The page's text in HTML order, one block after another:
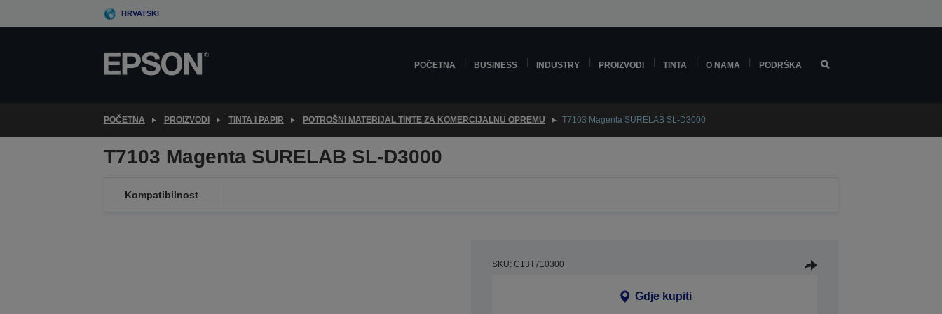
to
HRVATSKI
POČETNA BUSINESS INDUSTRY PROIZVODI TINTA O NAMA PODRŠKA
POČETNA PROIZVODI TINTA I PAPIR POTROŠNI MATERIJAL TINTE ZA KOMERCIJALNU OPREMU T7103 Magenta SURELAB SL-D3000
T7103 Magenta SURELAB SL-D3000
Kompatibilnost
SKU: C13T710300
Gdje kupiti